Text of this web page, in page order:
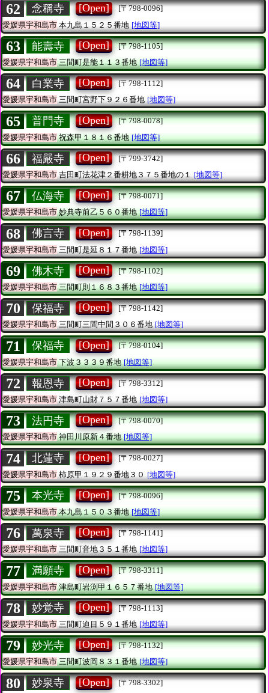
62 念稱寺 [Open]
[〒798-0096]
愛媛県宇和島市 本九島１５２５番地 [地図等]
63 能壽寺 [Open]
[〒798-1105]
愛媛県宇和島市三間町是能１１３番地 [地図等]
64 白業寺 [Open]
[〒798-1112]
愛媛県宇和島市三間町宮野下９２６番地 [地図等]
65 普門寺 [Open]
[〒798-0078]
愛媛県宇和島市祝森甲１８１６番地 [地図等]
66 福嚴寺 [Open]
[〒799-3742]
愛媛県宇和島市吉田町法花津２番耕地３７５番地の１ [地図等]
67 仏海寺 [Open]
[〒798-0071]
愛媛県宇和島市妙典寺前乙５６０番地 [地図等]
68 佛言寺 [Open]
[〒798-1139]
愛媛県宇和島市 三間町是延８１７番地 [地図等]
69 佛木寺 [Open]
[〒798-1102]
愛媛県宇和島市三間町則１６８３番地 [地図等]
70 保福寺 [Open]
[〒798-1142]
愛媛県宇和島市三間町三間中間３０６番地 [地図等]
71 保福寺 [Open]
[〒798-0104]
愛媛県宇和島市下波３３３９番地 [地図等]
72 報恩寺 [Open]
[〒798-3312]
愛媛県宇和島市津島町山財７５７番地 [地図等]
73 法円寺 [Open]
[〒798-0070]
愛媛県宇和島市神田川原新４番地 [地図等]
74 北蓮寺 [Open]
[〒798-0027]
愛媛県宇和島市 柿原甲１９２９番地３０ [地図等]
75 本光寺 [Open]
[〒798-0096]
愛媛県宇和島市本九島１５０３番地 [地図等]
76 萬泉寺 [Open]
[〒798-1141]
愛媛県宇和島市三間町音地３５１番地 [地図等]
77 満願寺 [Open]
[〒798-3311]
愛媛県宇和島市津島町岩渕甲１６５７番地 [地図等]
78 妙覚寺 [Open]
[〒798-1113]
愛媛県宇和島市 三間町迫目５９１番地 [地図等]
79 妙光寺 [Open]
[〒798-1132]
愛媛県宇和島市三間町波岡８３１番地 [地図等]
80 妙泉寺 [Open]
[〒798-3302]